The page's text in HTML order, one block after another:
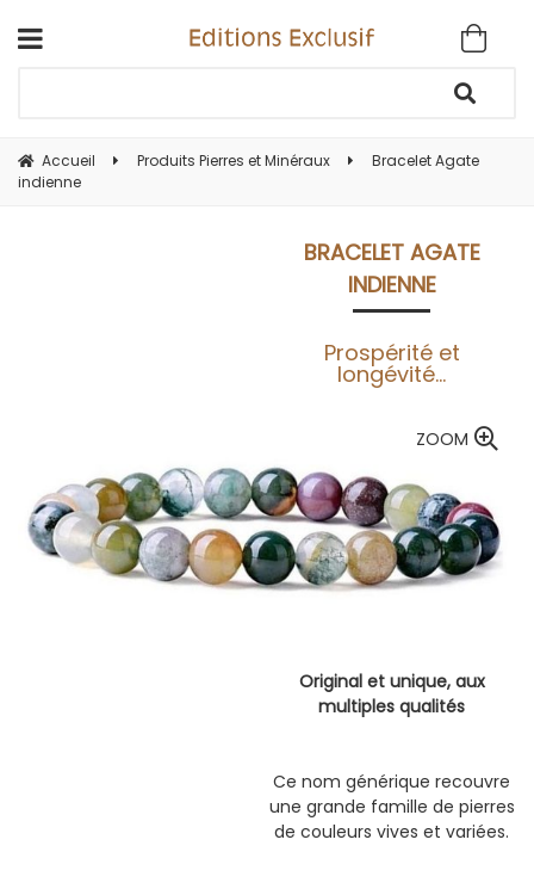
Accueil Produits Pierres et Minéraux
Bracelet Agate
indienne
BRACELET AGATE
INDIENNE
Prospérité et
longévité...
ZOOM
Original et unique, aux
multiples qualités
Ce nom générique recouvre
une grande famille de pierres
de couleurs vives et variées.